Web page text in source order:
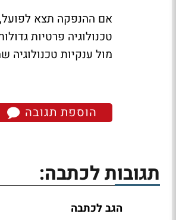
אם ההנפקה תצא לפועל,
טכנולוגיה פרטיות
מול ענקיות
הוספת תגובה
תגובות לכתבה:
הגב לכתבה